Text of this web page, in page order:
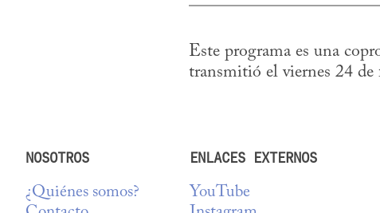
Este programa es una
transmitió el viernes 24 de
NOSOTROS
¿Quiénes somos?
ENLACES EXTERNOS
YouTube